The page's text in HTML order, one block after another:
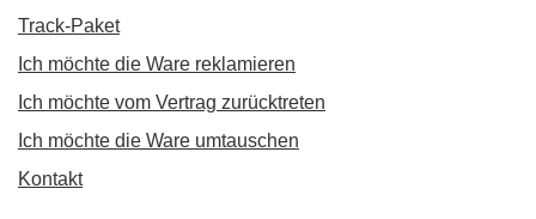
Track-Paket
Ich möchte die Ware reklamieren
Ich möchte vom Vertrag zurücktreten
Ich möchte die Ware umtauschen
Kontakt